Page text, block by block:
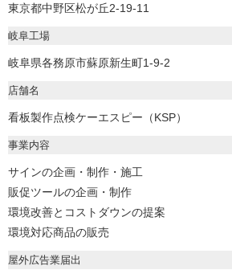
東京都中野区松が丘2-19-11
岐阜工場
岐阜県各務原市蘇原新生町1-9-2
店舗名
看板製作点検ケーエスピー（KSP）
事業内容
サインの企画・制作・施工
販促ツールの企画・制作
環境改善とコストダウンの提案
環境対応商品の販売
屋外広告業届出